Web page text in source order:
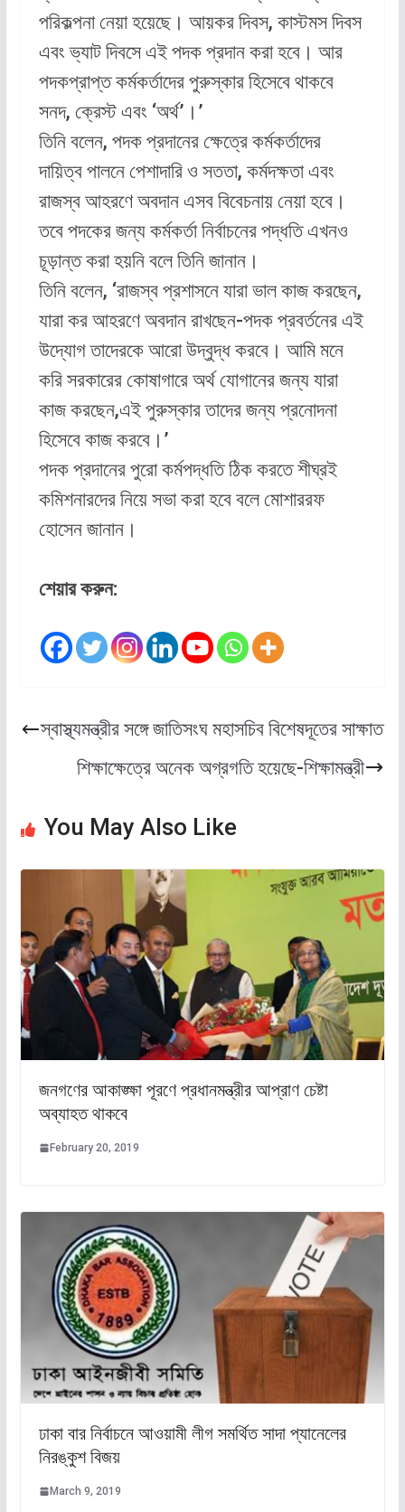
পরিকল্পনা নেয়া হয়েছে। আয়কর দিবস, কাস্টমস দিবস
এবং ভ্যাট দিবসে এই পদক প্রদান করা হবে। আর
পদকপ্রাপ্ত কর্মকর্তাদের পুরুস্কার হিসেবে থাকবে
সনদ, ক্রেস্ট এবং ‘অর্থ’।’
তিনি বলেন, পদক প্রদানের ক্ষেত্রে কর্মকর্তাদের
দায়িত্ব পালনে পেশাদারি ও সততা, কর্মদক্ষতা এবং
রাজস্ব আহরণে অবদান এসব বিবেচনায় নেয়া হবে।
তবে পদকের জন্য কর্মকর্তা নির্বাচনের পদ্ধতি এখনও
চূড়ান্ত করা হয়নি বলে তিনি জানান।
তিনি বলেন, ‘রাজস্ব প্রশাসনে যারা ভাল কাজ করছেন,
যারা কর আহরণে অবদান রাখছেন-পদক প্রবর্তনের এই
উদ্যোগ তাদেরকে আরো উদ্বুদ্ধ করবে। আমি মনে
করি সরকারের কোষাগারে অর্থ যোগানের জন্য যারা
কাজ করছেন,এই পুরুস্কার তাদের জন্য প্রনোদনা
হিসেবে কাজ করবে।’
পদক প্রদানের পুরো কর্মপদ্ধতি ঠিক করতে শীঘ্রই
কমিশনারদের নিয়ে সভা করা হবে বলে মোশাররফ
হোসেন জানান।
শেয়ার করুন:
স্বাস্থ্যমন্ত্রীর সঙ্গে জাতিসংঘ মহাসচিব বিশেষদূতের সাক্ষাত
শিক্ষাক্ষেত্রে অনেক অগ্রগতি হয়েছে-শিক্ষামন্ত্রী
You May Also Like
জনগণের আকাঙ্ক্ষা পূরণে প্রধানমন্ত্রীর আপ্রাণ চেষ্টা
অব্যাহত থাকবে
February 20, 2019
ঢাকা বার নির্বাচনে আওয়ামী লীগ সমর্থিত সাদা প্যানেলের
নিরঙ্কুশ বিজয়
March 9, 2019